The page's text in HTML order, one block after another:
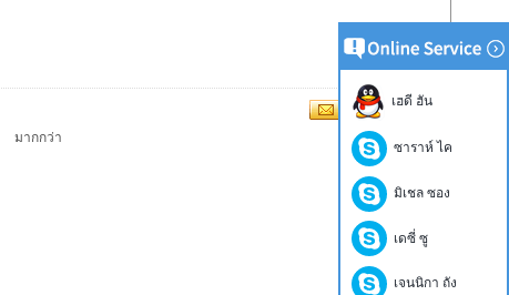
มากกว่า
เฮดี ฮัน
ซาราห์ ไค
มิเชล ซอง
เดซี่ ซู
เจนนิกา ถัง